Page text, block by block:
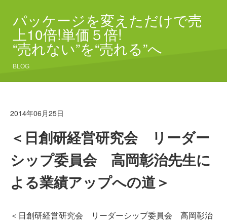
パッケージを変えただけで売
上10倍!単価５倍!
“売れない”を“売れる”へ
BLOG
2014年06月25日
＜日創研経営研究会 リーダー
シップ委員会 高岡彰治先生に
よる業績アップへの道＞
＜日創研経営研究会 リーダーシップ委員会 高岡彰治